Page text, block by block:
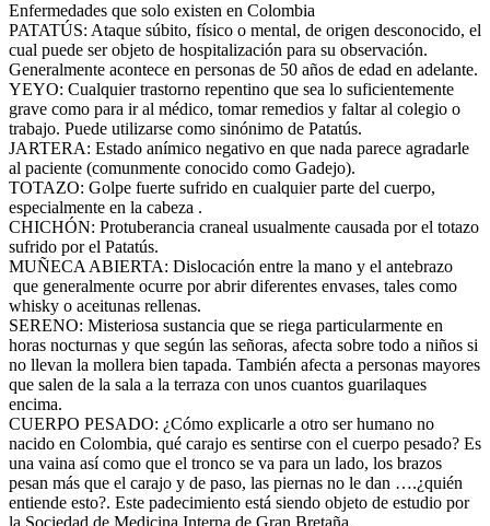
Enfermedades que solo existen en Colombia
PATATÚS: Ataque súbito, físico o mental, de origen desconocido, el
cual puede ser objeto de hospitalización para su observación.
Generalmente acontece en personas de 50 años de edad en adelante.
YEYO: Cualquier trastorno repentino que sea lo suficientemente
grave como para ir al médico, tomar remedios y faltar al colegio o
trabajo. Puede utilizarse como sinónimo de Patatús.
JARTERA: Estado anímico negativo en que nada parece agradarle
al paciente (comunmente conocido como Gadejo).
TOTAZO: Golpe fuerte sufrido en cualquier parte del cuerpo,
especialmente en la cabeza .
CHICHÓN: Protuberancia craneal usualmente causada por el totazo
sufrido por el Patatús.
MUÑECA ABIERTA: Dislocación entre la mano y el antebrazo
que generalmente ocurre por abrir diferentes envases, tales como
whisky o aceitunas rellenas.
SERENO: Misteriosa sustancia que se riega particularmente en
horas nocturnas y que según las señoras, afecta sobre todo a niños si
no llevan la mollera bien tapada. También afecta a personas mayores
que salen de la sala a la terraza con unos cuantos guarilaques
encima.
CUERPO PESADO: ¿Cómo explicarle a otro ser humano no
nacido en Colombia, qué carajo es sentirse con el cuerpo pesado? Es
una vaina así como que el tronco se va para un lado, los brazos
pesan más que el carajo y de paso, las piernas no le dan ….¿quién
entiende esto?. Este padecimiento está siendo objeto de estudio por
la Sociedad de Medicina Interna de Gran Bretaña.